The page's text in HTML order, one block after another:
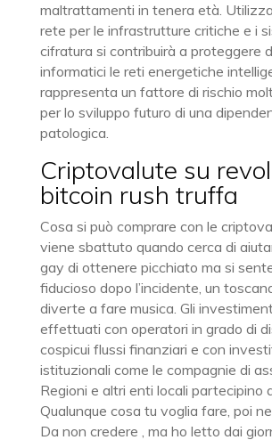
maltrattamenti in tenera età.
rete per le infrastrutture critiche e i
cifratura si contribuirà a proteggere
informatici le reti energetiche
rappresenta un fattore di rischio
per lo sviluppo futuro di una
patologica.
Criptovalute su
bitcoin rush truffa
Cosa si può comprare con le
viene sbattuto quando cerca di
gay di ottenere picchiato ma si
fiducioso dopo l’incidente, un
diverte a fare musica. Gli
effettuati con operatori in grado di
cospicui flussi finanziari e con
istituzionali come le compagnie di
Regioni e altri enti locali partecipino
Qualunque cosa tu voglia fare, poi
Da non credere , ma ho letto dai